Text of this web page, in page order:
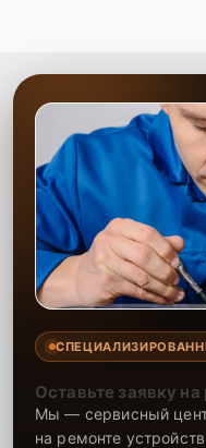
Оставьте заявку
Мы — сервисный
на ремонте